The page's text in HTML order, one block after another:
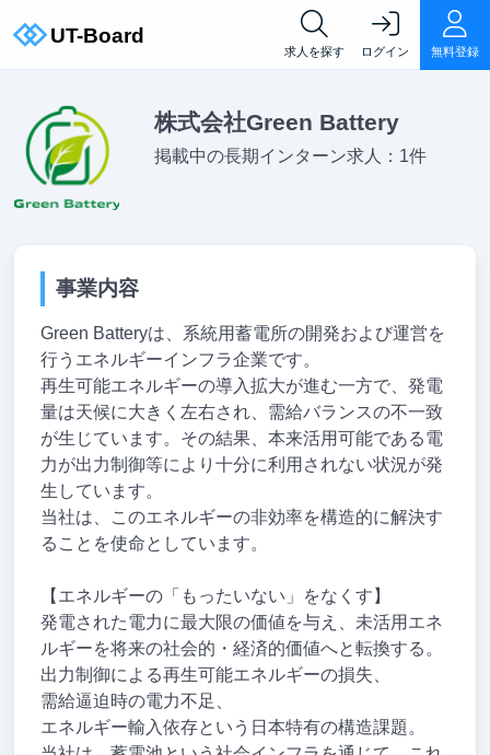
求人を探す ログイン 無料登録
株式会社Green Battery
掲載中の長期インターン求人：1件
事業内容
Green Batteryは、系統用蓄電所の開発および運営を
行うエネルギーインフラ企業です。
再生可能エネルギーの導入拡大が進む一方で、発電
量は天候に大きく左右され、需給バランスの不一致
が生じています。その結果、本来活用可能である電
力が出力制御等により十分に利用されない状況が発
生しています。
当社は、このエネルギーの非効率を構造的に解決す
ることを使命としています。
【エネルギーの「もったいない」をなくす】
発電された電力に最大限の価値を与え、未活用エネ
ルギーを将来の社会的・経済的価値へと転換する。
出力制御による再生可能エネルギーの損失、
需給逼迫時の電力不足、
エネルギー輸入依存という日本特有の構造課題。